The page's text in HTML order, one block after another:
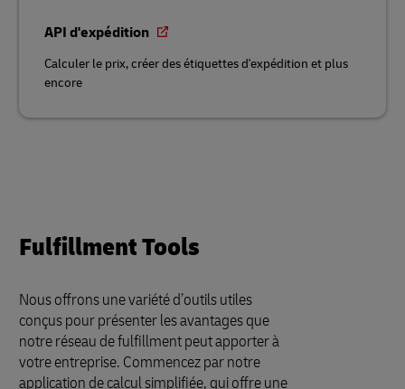
API d'expédition
Calculer le prix, créer des étiquettes d'expédition et plus
encore
Fulfillment Tools
Nous offrons une variété d’outils utiles
conçus pour présenter les avantages que
notre réseau de fulfillment peut apporter à
votre entreprise. Commencez par notre
application de calcul simplifiée, qui offre une